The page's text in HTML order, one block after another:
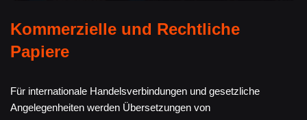
Kommerzielle und Rechtliche
Papiere
Für internationale Handelsverbindungen und gesetzliche
Angelegenheiten werden Übersetzungen von